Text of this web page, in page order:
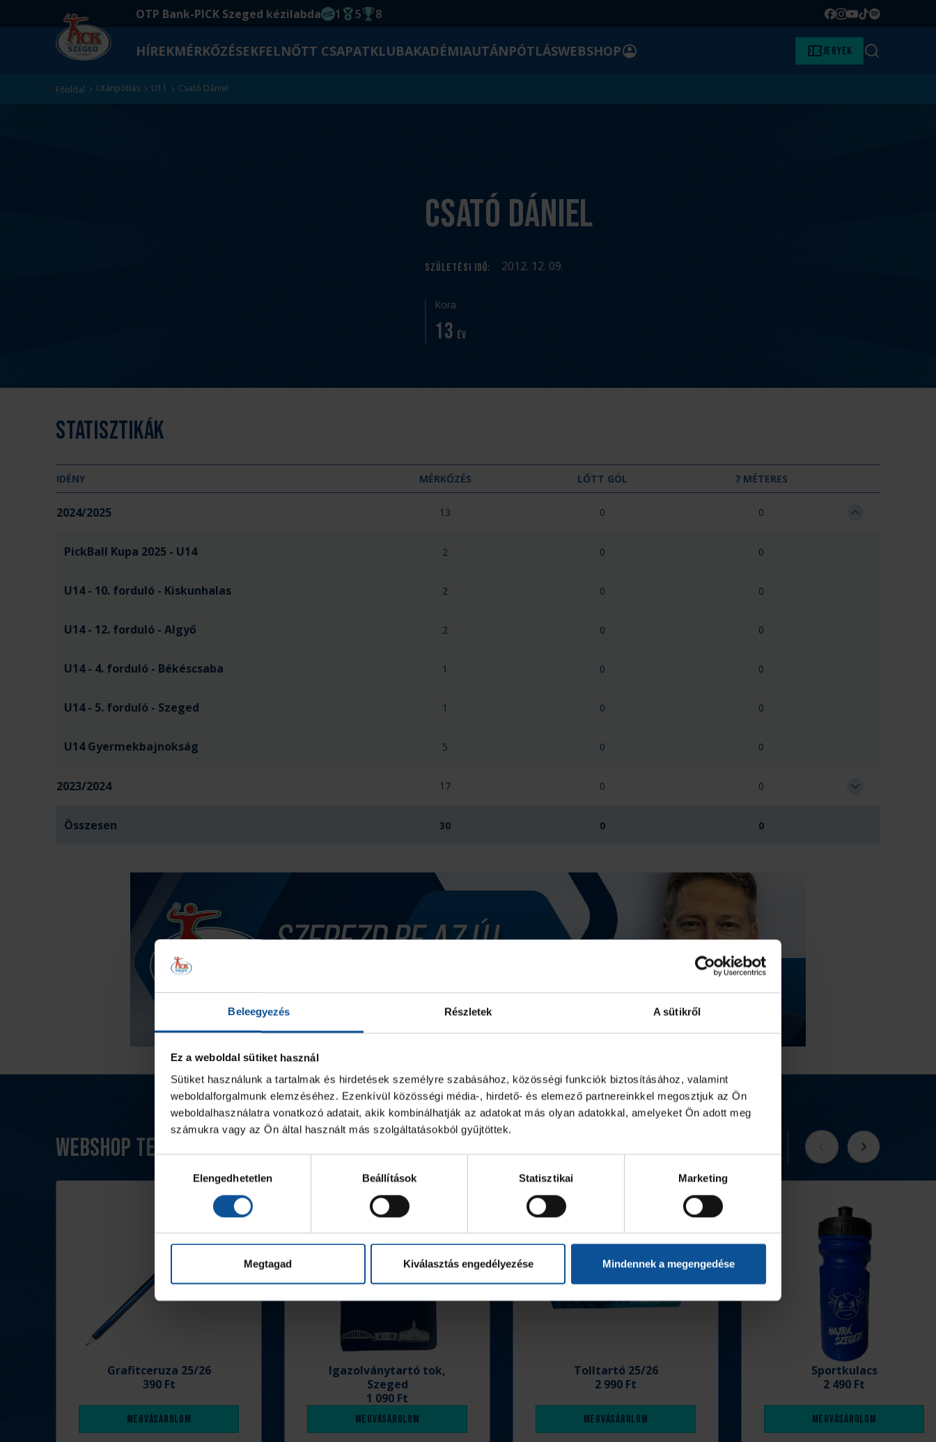
Beleegyezés Részletek A sütikről
Ez a weboldal sütiket használ
Sütiket használunk a tartalmak és hirdetések személyre szabásához, közösségi funkciók biztosításához, valamint
weboldalforgalmunk elemzéséhez. Ezenkívül közösségi média-, hirdető- és elemező partnereinkkel megosztjuk az Ön
weboldalhasználatra vonatkozó adatait, akik kombinálhatják az adatokat más olyan adatokkal, amelyeket Ön adott meg
számukra vagy az Ön által használt más szolgáltatásokból gyűjtöttek.
kiválasztásaElengedhetetlen Beállítások Statisztikai Marketing
Megtagad Kiválasztás engedélyezése Mindennek a megengedése
OTP Bank-PICK Szeged kézilabda
EHF kupagyőzelem 2014
1
Magyar Bajnoki cím
5
Magyar-Kupa győzelem
8 Facebook
Instagram
YouTube
TikTok
Spotify
HÍREKMÉRKŐZÉSEKFELNŐTT CSAPATKLUBAKADÉMIAUTÁNPÓTLÁSWEBSHOPBELÉPÉS Jegyek Keresés
Főoldal Utánpótlás U11 Csató Dániel
Csató Dániel
SZÜLETÉSI IDŐ: 2012. 12. 09.
Kora
13 év
Statisztikák
IDÉNY MÉRKŐZÉS LŐTT GÓL 7 MÉTERES
2024/2025 13 0 0
PickBall Kupa 2025 - U14 2 0 0
U14 - 10. forduló - Kiskunhalas 2 0 0
U14 - 12. forduló - Algyő 2 0 0
U14 - 4. forduló - Békéscsaba 1 0 0
U14 - 5. forduló - Szeged 1 0 0
U14 Gyermekbajnokság 5 0 0
2023/2024 17 0 0
Összesen 30 0 0
Webshop termékek
Grafitceruza 25/26
390 Ft
Megvásárolom
Igazolványtartó tok,
Szeged
1 090 Ft
Megvásárolom
Tolltartó 25/26
2 990 Ft
Megvásárolom
Sportkulacs
2 490 Ft
Megvásárolom